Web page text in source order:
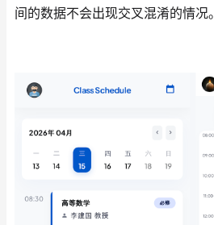
间的数据不会出现交叉混淆的情况。